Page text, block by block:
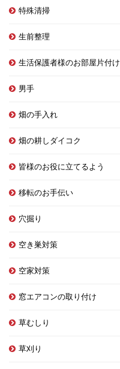
特殊清掃
生前整理
生活保護者様のお部屋片付け
男手
畑の手入れ
畑の耕しダイコク
皆様のお役に立てるよう
移転のお手伝い
穴掘り
空き巣対策
空家対策
窓エアコンの取り付け
草むしり
草刈り